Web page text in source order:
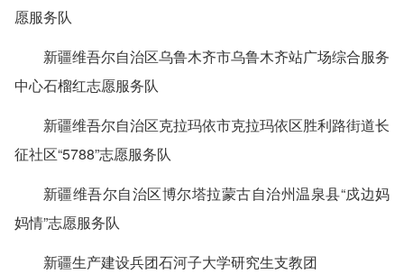
愿服务队
新疆维吾尔自治区乌鲁木齐市乌鲁木齐站广场综合服务
中心石榴红志愿服务队
新疆维吾尔自治区克拉玛依市克拉玛依区胜利路街道长
征社区“5788”志愿服务队
新疆维吾尔自治区博尔塔拉蒙古自治州温泉县“戍边妈
妈情”志愿服务队
新疆生产建设兵团石河子大学研究生支教团